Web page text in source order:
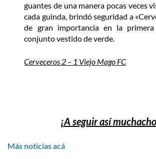
guantes de una manera pocas veces
cada guinda, brindó seguridad a
de gran importancia en la
conjunto vestido de verde.
Cerveceros 2 – 1 Viejo Mago FC
¡A seguir así
Más noticias acá